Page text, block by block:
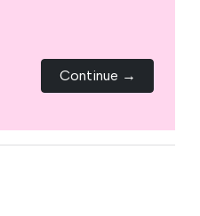
Continue →